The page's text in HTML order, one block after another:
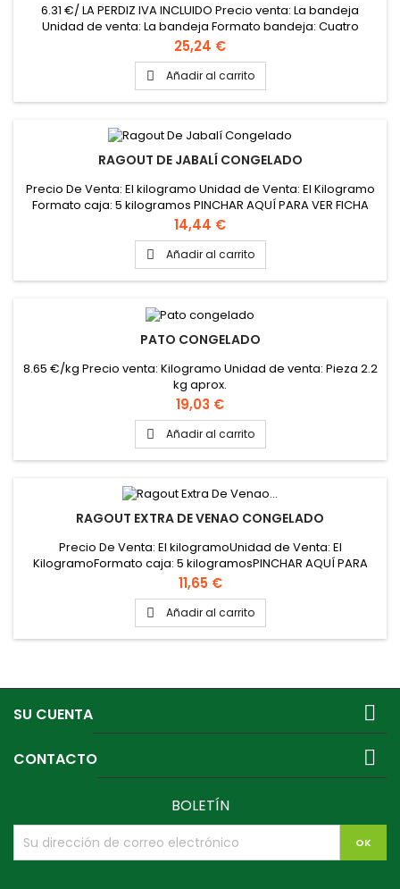
6.31 €/ LA PERDIZ IVA INCLUIDO Precio venta: La bandeja
Unidad de venta: La bandeja Formato bandeja: Cuatro
perdices
Precio
25,24 €
 Añadir al carrito
RAGOUT DE JABALÍ CONGELADO
Precio De Venta: El kilogramo Unidad de Venta: El Kilogramo
Formato caja: 5 kilogramos PINCHAR AQUÍ PARA VER FICHA
TÉCNICA
Precio
14,44 €
 Añadir al carrito
PATO CONGELADO
8.65 €/kg Precio venta: Kilogramo Unidad de venta: Pieza 2.2
kg aprox.
Precio
19,03 €
 Añadir al carrito
RAGOUT EXTRA DE VENAO CONGELADO
Precio De Venta: El kilogramoUnidad de Venta: El
KilogramoFormato caja: 5 kilogramosPINCHAR AQUÍ PARA
VER FICHA TÉCNICA
Precio
11,65 €
 Añadir al carrito
SU CUENTA 
CONTACTO 
BOLETÍN